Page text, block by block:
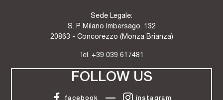
Sede Legale:
S. P. Milano Imbersago, 132
20863 - Concorezzo (Monza Brianza)
Tel. +39 039 617481
FOLLOW US
facebook instagram